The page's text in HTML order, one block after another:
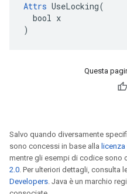
Attrs UseLocking(
  bool x
)
Questa
Salvo quando diversamente
sono concessi in base alla
mentre gli esempi di codice sono
2.0. Per ulteriori dettagli, consulta
Developers. Java è un marchio